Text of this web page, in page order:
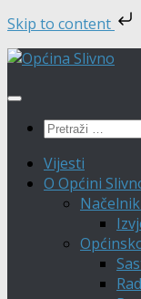
Skip to content
Skip
content
Pretraži:
Vijesti
O Općini